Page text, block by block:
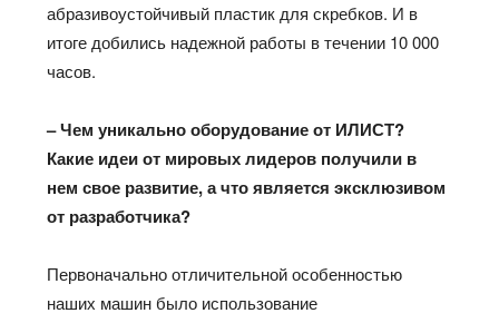
абразивоустойчивый пластик для скребков. И в
итоге добились надежной работы в течении 10 000
часов.
– Чем уникально оборудование от ИЛИСТ?
Какие идеи от мировых лидеров получили в
нем свое развитие, а что является эксклюзивом
от разработчика?
Первоначально отличительной особенностью
наших машин было использование